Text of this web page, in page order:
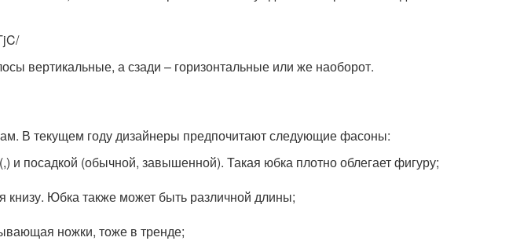
вертикальные, а сзади – горизонтальные или же наоборот.
В текущем году дизайнеры предпочитают следующие фасоны:
и посадкой (обычной, завышенной). Такая юбка плотно облегает фигуру;
книзу. Юбка также может быть различной длины;
ножки, тоже в тренде;